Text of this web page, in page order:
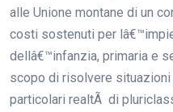
alle Unione montane di un
costi sostenuti per
dellâ€™infanzia, primaria e
scopo di risolvere
particolari realtÃ di